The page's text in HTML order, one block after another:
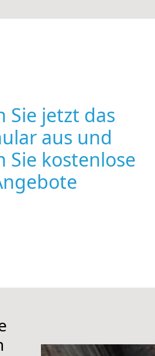
Sie jetzt das
aus und
Sie kostenlose